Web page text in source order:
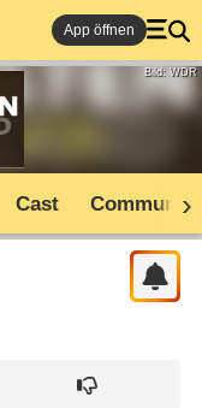
App öffnen
Bild: WDR
Cast Community